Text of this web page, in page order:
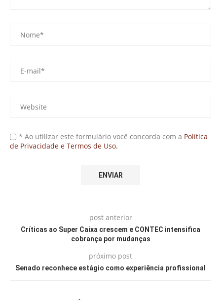
* Ao utilizar este formulário você concorda com a Política
de Privacidade e Termos de Uso.
post anterior
Críticas ao Super Caixa crescem e CONTEC intensifica
cobrança por mudanças
próximo post
Senado reconhece estágio como experiência profissional